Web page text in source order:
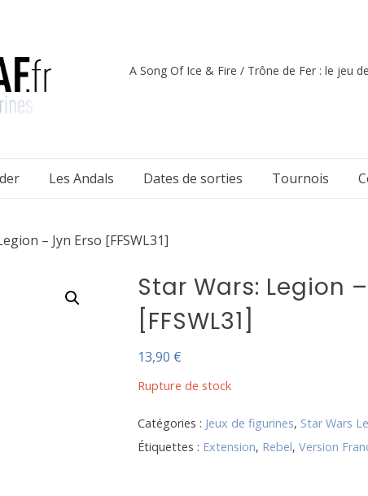
A Song Of Ice & Fire / Trône de Fer : le jeu
Les Andals Dates de sorties Tournois
– Jyn Erso [FFSWL31]
Star Wars: Legion
[FFSWL31]
13,90 €
Rupture de stock
Catégories : Jeux de figurines, Star Wars
Étiquettes : Extension, Rebel,Version